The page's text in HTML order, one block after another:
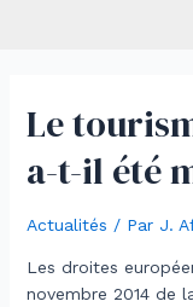
Le
a-t-il été
Actualités / Par J.
Les droites
novembre 2014 de